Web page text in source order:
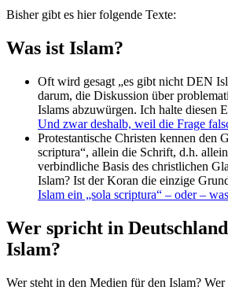
Bisher gibt es hier folgende Texte:
Was ist Islam?
Oft wird gesagt „es gibt nicht DEN
darum, die Diskussion über
Islams abzuwürgen. Ich halte diesen
Und zwar deshalb, weil die Frage
Protestantische Christen kennen den
scriptura“, allein die Schrift, d.h.
verbindliche Basis des christlichen
Islam? Ist der Koran die einzige
Islam ein „sola scriptura“ – oder –
Wer spricht in
Islam?
Wer steht in den Medien für den Islam?